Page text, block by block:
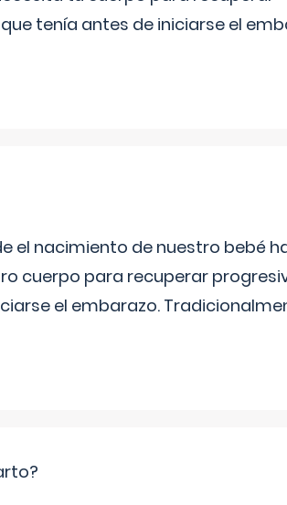
tenía antes de iniciarse el
el nacimiento de nuestro bebé
cuerpo para recuperar
el embarazo.